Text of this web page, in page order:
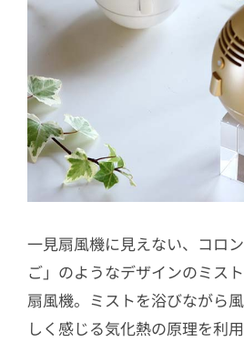
一見扇風機に見えない、コロ
ご」のようなデザインのミス
扇風機。ミストを浴びながら
しく感じる気化熱の原理を利